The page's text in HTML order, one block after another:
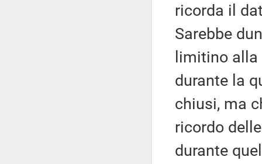
ricorda il
Sarebbe
limitino
durante la
chiusi, ma
ricordo
durante